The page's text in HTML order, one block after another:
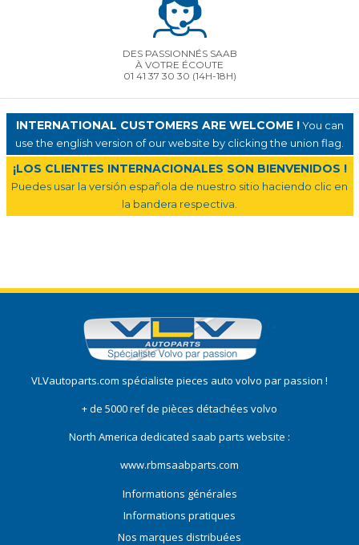
DES PASSIONNÉS SAAB
À VOTRE ÉCOUTE
01 41 37 30 30 (14H-18H)
INTERNATIONAL CUSTOMERS ARE WELCOME !You can
use the english version of our website by clicking the union flag.
¡LOS CLIENTES INTERNACIONALES SON BIENVENIDOS !
Puedes usar la versión española de nuestro sitio haciendo clic en
la bandera respectiva.
VLVautoparts.com spécialiste pieces auto volvo par passion !
+ de 5000 ref de pièces détachées volvo
North America dedicated saab parts website :
www.rbmsaabparts.com
Informations générales
Informations pratiques
Nos marques distribuées